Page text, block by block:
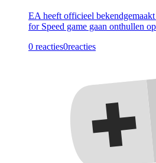
EA heeft officieel
for Speed game gaan onthullen
0 reacties0reacties